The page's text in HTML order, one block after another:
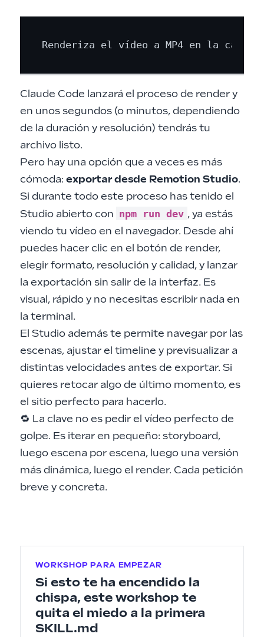
Claude Code lanzará el proceso de render y
en unos segundos (o minutos, dependiendo
de la duración y resolución) tendrás tu
archivo listo.
Pero hay una opción que a veces es más
cómoda: exportar desde Remotion Studio.
Si durante todo este proceso has tenido el
Studio abierto con npm run dev , ya estás
viendo tu vídeo en el navegador. Desde ahí
puedes hacer clic en el botón de render,
elegir formato, resolución y calidad, y lanzar
la exportación sin salir de la interfaz. Es
visual, rápido y no necesitas escribir nada en
la terminal.
El Studio además te permite navegar por las
escenas, ajustar el timeline y previsualizar a
distintas velocidades antes de exportar. Si
quieres retocar algo de último momento, es
el sitio perfecto para hacerlo.
🔁 La clave no es pedir el vídeo perfecto de
golpe. Es iterar en pequeño: storyboard,
luego escena por escena, luego una versión
más dinámica, luego el render. Cada petición
breve y concreta.
WORKSHOP PARA EMPEZAR
Si esto te ha encendido la
chispa, este workshop te
quita el miedo a la primera
SKILL.md